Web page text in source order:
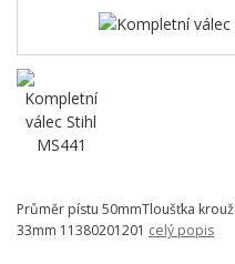
Průměr pístu 50mmTloušťka
33mm 11380201201 celý popis